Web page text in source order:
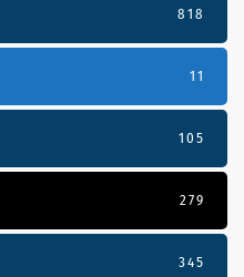
818
11
105
279
345